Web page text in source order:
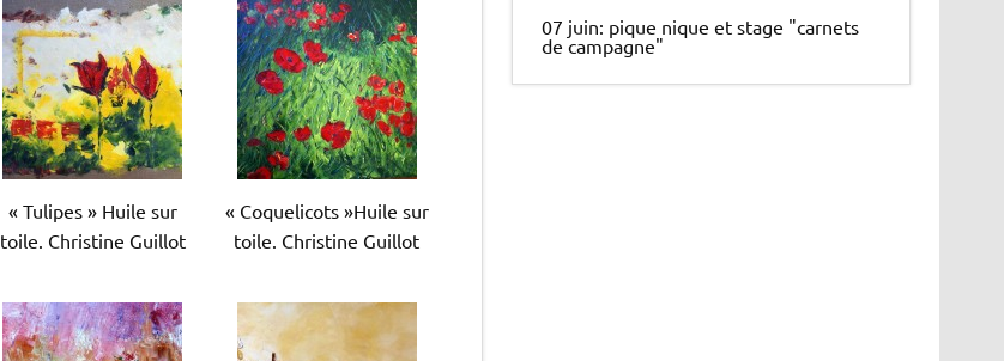
« Tulipes » Huile sur
toile. Christine Guillot
« Coquelicots »Huile sur
toile. Christine Guillot
07 juin: pique nique et stage "carnets
de campagne"